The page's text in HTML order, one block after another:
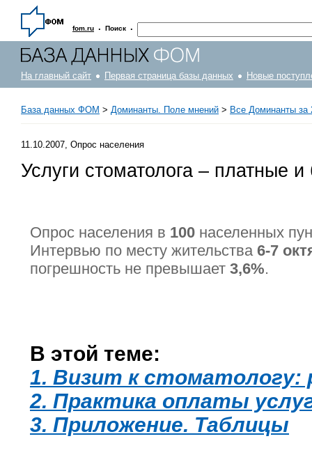
fom.ru · Поиск ·
На главный сайт Первая страница базы данных Новые
База данных ФОМ > Доминанты. Поле мнений > Все Доминанты за
11.10.2007, Опрос населения
Услуги стоматолога – платные
Опрос населения в 100 населенных
Интервью по месту жительства 6-7
погрешность не превышает 3,6%.
В этой теме:
1. Визит к стоматологу:
2. Практика оплаты
3. Приложение. Таблицы